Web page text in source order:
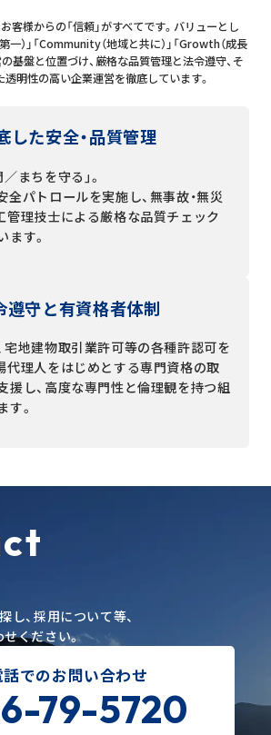
客様からの「信頼」がすべてです。バリューとし
）」「Community（地域と共に）」「Growth（成長
の基盤と位置づけ、厳格な品質管理と法令遵守、そ
明性の高い企業運営を徹底しています。
した安全・品質管理
まちを守る」。
全パトロールを実施し、無事故・無災
管理技士による厳格な品質チェック
す。
遵守と有資格者体制
宅地建物取引業許可等の各種許認可を
代理人をはじめとする専門資格の取
援し、高度な専門性と倫理観を持つ組
。
し、採用について等、
ください。
話でのお問い合わせ
79-5720